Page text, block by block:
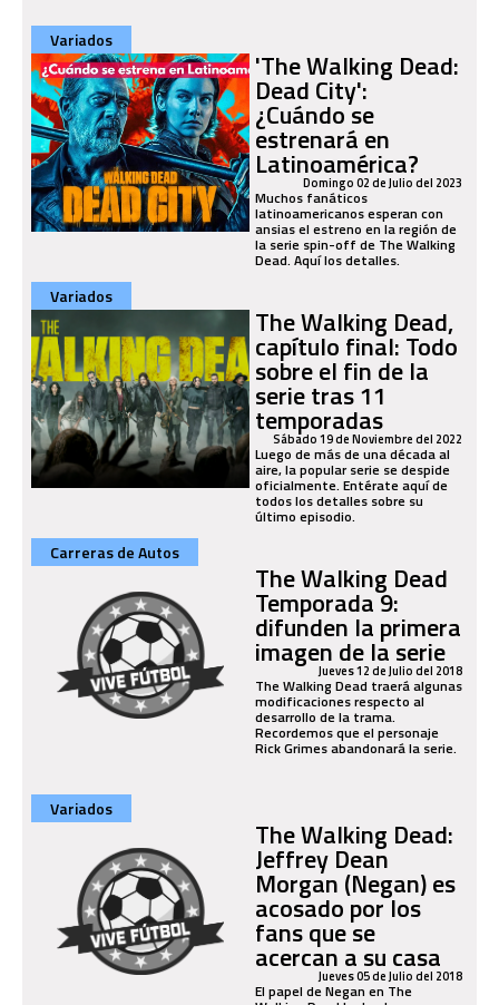
Variados
'The Walking Dead:
Dead City':
¿Cuándo se
estrenará en
Latinoamérica?
Domingo 02 de Julio del 2023
Muchos fanáticos
latinoamericanos esperan con
ansias el estreno en la región de
la serie spin-off de The Walking
Dead. Aquí los detalles.
Variados
The Walking Dead,
capítulo final: Todo
sobre el fin de la
serie tras 11
temporadas
Sábado 19 de Noviembre del 2022
Luego de más de una década al
aire, la popular serie se despide
oficialmente. Entérate aquí de
todos los detalles sobre su
último episodio.
Carreras de Autos
The Walking Dead
Temporada 9:
difunden la primera
imagen de la serie
Jueves 12 de Julio del 2018
The Walking Dead traerá algunas
modificaciones respecto al
desarrollo de la trama.
Recordemos que el personaje
Rick Grimes abandonará la serie.
Variados
The Walking Dead:
Jeffrey Dean
Morgan (Negan) es
acosado por los
fans que se
acercan a su casa
Jueves 05 de Julio del 2018
El papel de Negan en The